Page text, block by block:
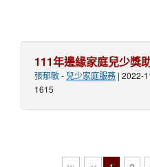
111年邊緣家庭兒少獎
張郁敏- 兒少家庭服務 | 2022-
1615